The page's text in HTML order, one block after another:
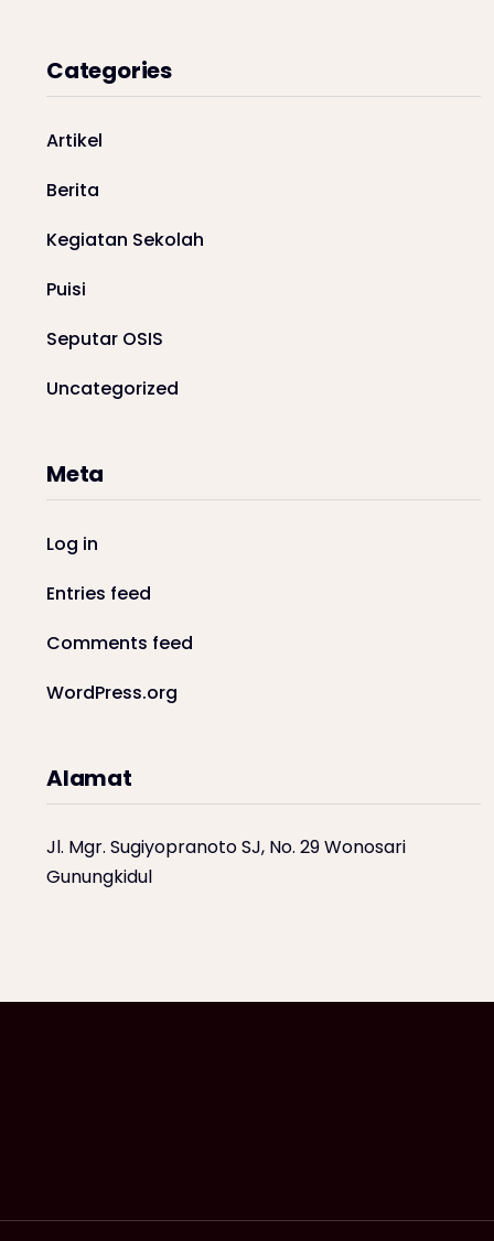
Categories
Artikel
Berita
Kegiatan Sekolah
Puisi
Seputar OSIS
Uncategorized
Meta
Log in
Entries feed
Comments feed
WordPress.org
Alamat
Jl. Mgr. Sugiyopranoto SJ, No. 29 Wonosari
Gunungkidul